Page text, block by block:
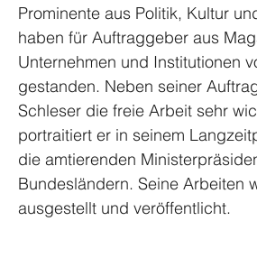
Prominente aus Politik, Kultur
haben für Auftraggeber aus
Unternehmen und Institutionen
gestanden. Neben seiner
Schleser die freie Arbeit sehr
portraitiert er in seinem
die amtierenden
Bundesländern. Seine Arbeiten
ausgestellt und veröffentlicht.